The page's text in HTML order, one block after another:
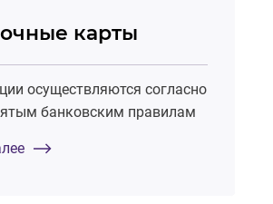
карты
осуществляются согласно
банковским правилам